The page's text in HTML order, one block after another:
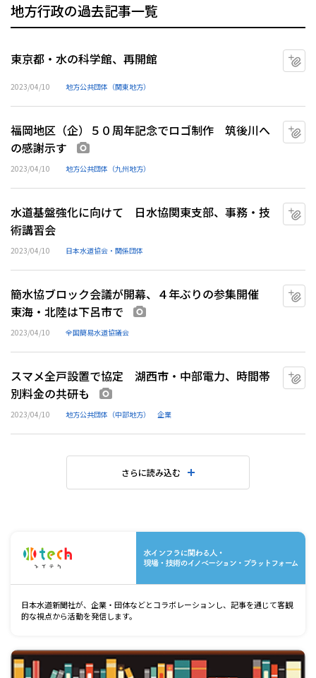
地方行政の過去記事一覧
東京都・水の科学館、再開館
2023/04/10 地方公共団体（関東地方）
福岡地区（企）５０周年記念でロゴ制作 筑後川へ
の感謝示す
2023/04/10 地方公共団体（九州地方）
水道基盤強化に向けて 日水協関東支部、事務・技
術講習会
2023/04/10 日本水道協会・関係団体
簡水協ブロック会議が開幕、４年ぶりの参集開催
東海・北陸は下呂市で
2023/04/10 全国簡易水道協議会
スマメ全戸設置で協定 湖西市・中部電力、時間帯
別料金の共研も
2023/04/10 地方公共団体（中部地方） 企業
さらに読み込む
日本水道新聞社が、企業・団体などとコラボレーションし、記事を通じて客観
的な視点から活動を発信します。